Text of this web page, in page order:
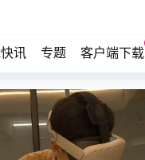
讯 专题 客户端下载